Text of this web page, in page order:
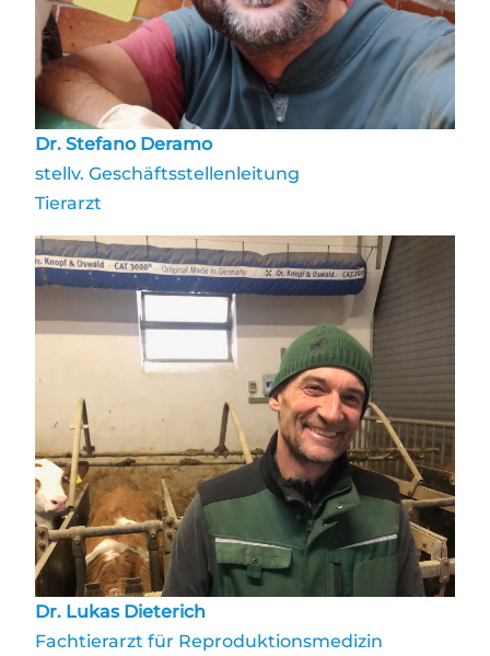
Dr. Stefano Deramo
stellv. Geschäftsstellenleitung
Tierarzt
Dr. Lukas Dieterich
Fachtierarzt für Reproduktionsmedizin